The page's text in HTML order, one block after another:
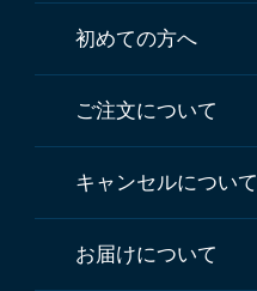
初めての方へ
ご注文について
キャンセルについて
お届けについて